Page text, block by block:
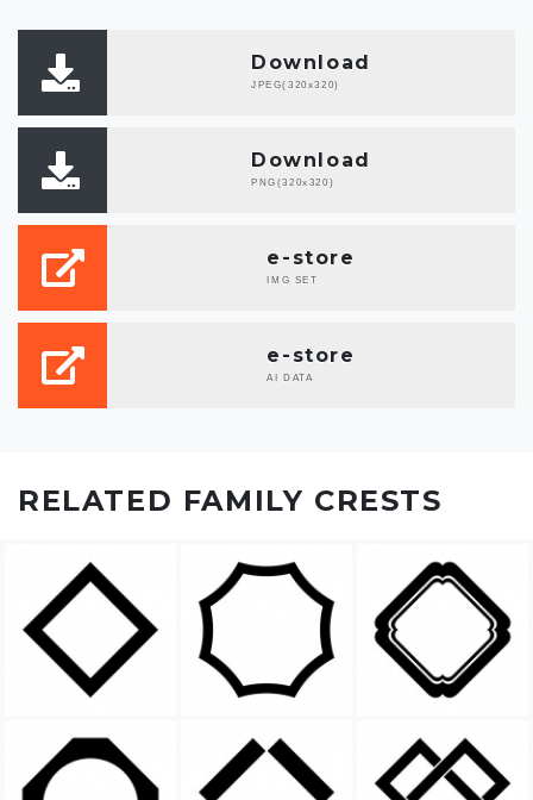
Download
JPEG(320x320)
Download
PNG(320x320)
e-store
IMG SET
e-store
AI DATA
RELATED FAMILY CRESTS